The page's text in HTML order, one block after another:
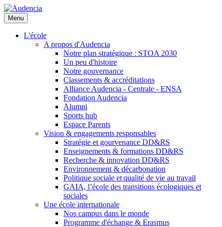
Aller
au
contenu
principal
Menu
L'école
A propos d'Audencia
Notre plan stratégique : STOA 2030
Un peu d'histoire
Notre gouvernance
Classements & accréditations
Alliance Audencia - Centrale - ENSA
Fondation Audencia
Alumni
Sports hub
Espace Parents
Vision & engagements responsables
Stratégie et gourvenance DD&RS
Enseignements & formations DD&RS
Recherche & innovation DD&RS
Environnement & décarbonation
Politique sociale et qualité de vie au travail
GAIA, l’école des transitions écologiques et
sociales
Une école internationale
Nos campus dans le monde
Programme d'échange & Erasmus